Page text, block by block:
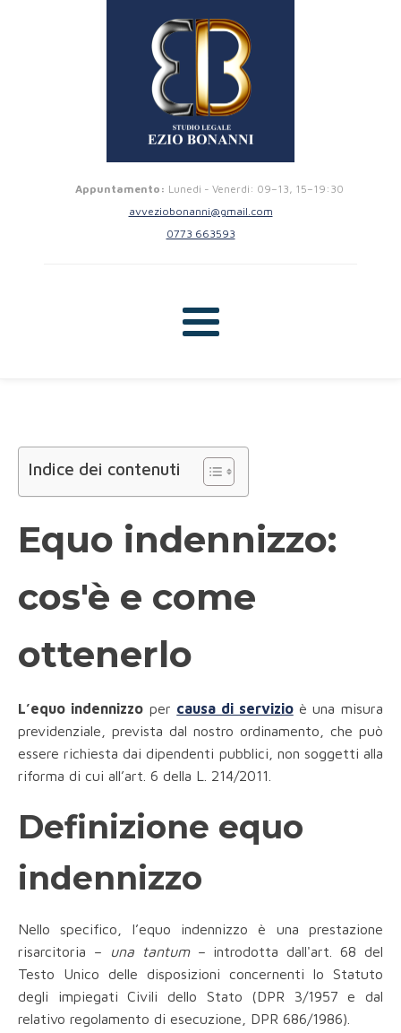
Appuntamento: Lunedi - Venerdi: 09–13, 15–19:30
avveziobonanni@gmail.com
0773 663593
Indice dei contenuti
Equo indennizzo:
cos'è e come
ottenerlo
L’equo indennizzoper causa di servizio è una misura
previdenziale, prevista dal nostro ordinamento, che può
essere richiesta dai dipendenti pubblici, non soggetti alla
riforma di cui all’art. 6 della L. 214/2011.
Definizione equo
indennizzo
Nello specifico, l’equo indennizzo è una prestazione
risarcitoria –
una tantum – introdotta dall'art. 68 del
Testo Unico delle disposizioni concernenti lo Statuto
degli impiegati Civili dello Stato (DPR 3/1957 e dal
relativo regolamento di esecuzione, DPR 686/1986).